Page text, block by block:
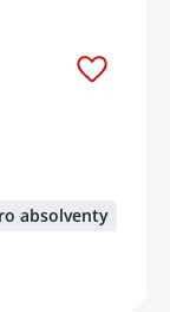
absolventy